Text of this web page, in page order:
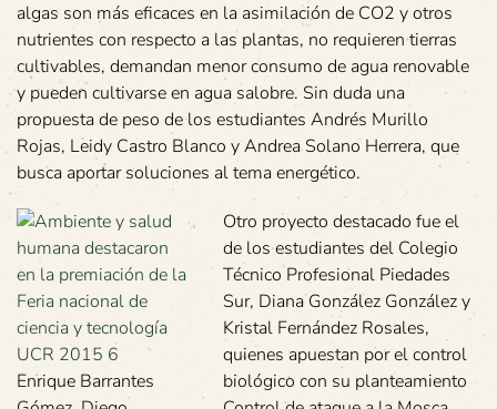
algas son más eficaces en la asimilación de CO2 y otros
nutrientes con respecto a las plantas, no requieren tierras
cultivables, demandan menor consumo de agua renovable
y pueden cultivarse en agua salobre. Sin duda una
propuesta de peso de los estudiantes Andrés Murillo
Rojas, Leidy Castro Blanco y Andrea Solano Herrera, que
busca aportar soluciones al tema energético.
Enrique Barrantes
Otro proyecto destacado fue el
de los estudiantes del Colegio
Técnico Profesional Piedades
Sur, Diana González González y
Kristal Fernández Rosales,
quienes apuestan por el control
biológico con su planteamiento